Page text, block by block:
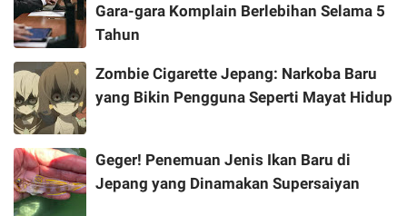
Gara-gara Komplain Berlebihan Selama 5
Tahun
Zombie Cigarette Jepang: Narkoba Baru
yang Bikin Pengguna Seperti Mayat Hidup
Geger! Penemuan Jenis Ikan Baru di
Jepang yang Dinamakan Supersaiyan